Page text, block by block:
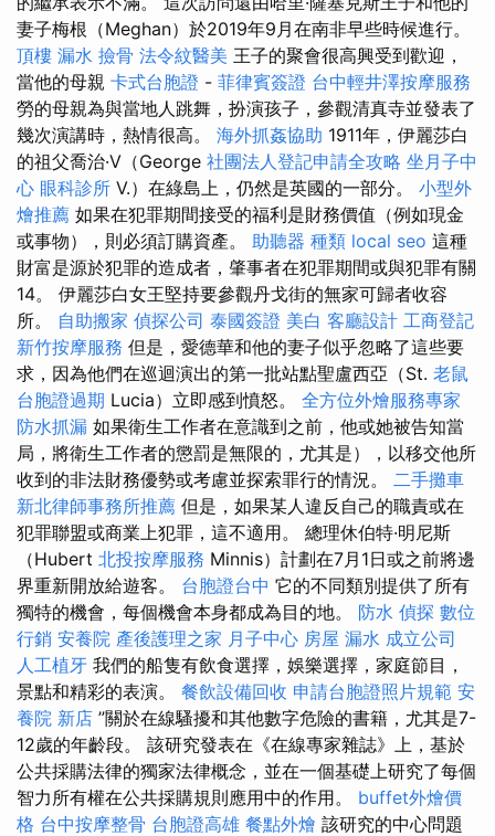
妻子梅根（Meghan）於2019年9月在南非早些時候進行。
頂樓 漏水 撿骨 法令紋醫美 王子的聚會很高興受到歡迎，
當他的母親 卡式台胞證 - 菲律賓簽證 台中輕井澤按摩服務
勞的母親為與當地人跳舞，扮演孩子，參觀清真寺並發表了
幾次演講時，熱情很高。 海外抓姦協助 1911年，伊麗莎白
的祖父喬治·V（George 社團法人登記申請全攻略 坐月子中
心 眼科診所 V.）在綠島上，仍然是英國的一部分。 小型外
燴推薦 如果在犯罪期間接受的福利是財務價值（例如現金
或事物），則必須訂購資產。 助聽器 種類 local seo 這種
財富是源於犯罪的造成者，肇事者在犯罪期間或與犯罪有關
14。 伊麗莎白女王堅持要參觀丹戈街的無家可歸者收容
所。 自助搬家 偵探公司 泰國簽證 美白 客廳設計 工商登記
新竹按摩服務 但是，愛德華和他的妻子似乎忽略了這些要
求，因為他們在巡迴演出的第一批站點聖盧西亞（St. 老鼠
台胞證過期 Lucia）立即感到憤怒。 全方位外燴服務專家
防水抓漏 如果衛生工作者在意識到之前，他或她被告知當
局，將衛生工作者的懲罰是無限的，尤其是），以移交他所
收到的非法財務優勢或考慮並探索罪行的情況。 二手攤車
新北律師事務所推薦 但是，如果某人違反自己的職責或在
犯罪聯盟或商業上犯罪，這不適用。 總理休伯特·明尼斯
（Hubert 北投按摩服務 Minnis）計劃在7月1日或之前將邊
界重新開放給遊客。 台胞證台中 它的不同類別提供了所有
獨特的機會，每個機會本身都成為目的地。 防水 偵探 數位
行銷 安養院 產後護理之家 月子中心 房屋 漏水 成立公司
人工植牙 我們的船隻有飲食選擇，娛樂選擇，家庭節目，
景點和精彩的表演。 餐飲設備回收 申請台胞證照片規範 安
養院 新店 ”關於在線騷擾和其他數字危險的書籍，尤其是7-
12歲的年齡段。 該研究發表在《在線專家雜誌》上，基於
公共採購法律的獨家法律概念，並在一個基礎上研究了每個
智力所有權在公共採購規則應用中的作用。 buffet外燴價
格 台中按摩整骨 台胞證高雄 餐點外燴 該研究的中心問題